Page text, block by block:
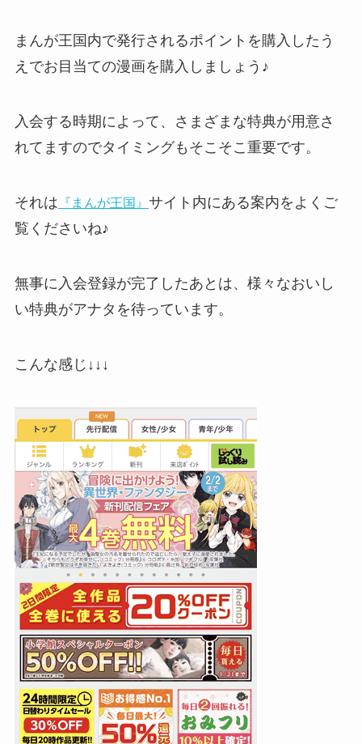
まんが王国内で発行されるポイントを購入したう
えでお目当ての漫画を購入しましょう♪
入会する時期によって、さまざまな特典が用意さ
れてますのでタイミングもそこそこ重要です。
それは 『まんが王国』 サイト内にある案内をよくご
覧くださいね♪
無事に入会登録が完了したあとは、様々なおいし
い特典がアナタを待っています。
こんな感じ↓↓↓